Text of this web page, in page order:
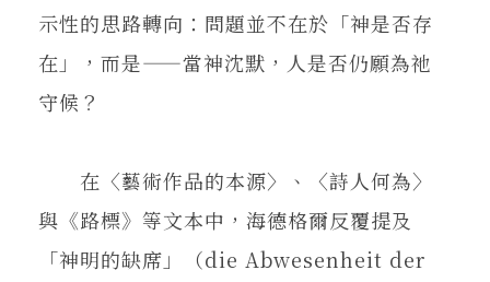
示性的思路轉向：問題並不在於「神是否存
在」，而是——當神沈默，人是否仍願為祂
守候？
在〈藝術作品的本源〉、〈詩人何為〉
與《路標》等文本中，海德格爾反覆提及
「神明的缺席」（die Abwesenheit der